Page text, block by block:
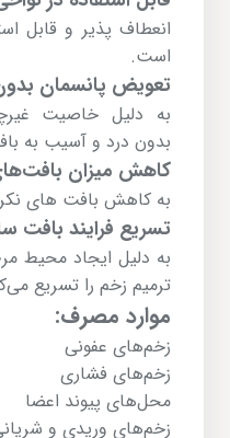
انعطاف پذیر و قابل
است.
تعویض پانسمان
به دلیل خاصیت
بدون درد و آسیب به
کاهش میزان
به کاهش بافت های
تسریع فرایند
به دلیل ایجاد محیط
ترمیم زخم را تسریع
موارد مصرف:
زخم‌های عفونی
زخم‌های فشاری
محل‌های پیوند اعضا
زخم‌های وریدی و